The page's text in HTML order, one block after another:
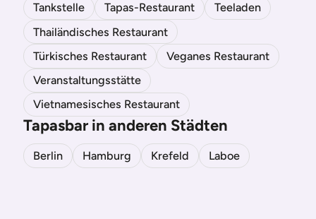
Tankstelle Tapas-Restaurant
Teeladen
Thailändisches Restaurant
Türkisches Restaurant
Veganes Restaurant
Veranstaltungsstätte
Vietnamesisches Restaurant
Tapasbar in anderen Städten
Berlin Hamburg Krefeld Laboe